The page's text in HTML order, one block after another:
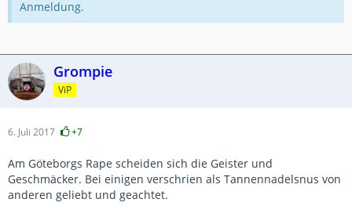
Anmeldung.
Grompie
ViP
6. Juli 2017 +7
Am Göteborgs Rape scheiden sich die Geister und
Geschmäcker. Bei einigen verschrien als Tannennadelsnus von
anderen geliebt und geachtet.